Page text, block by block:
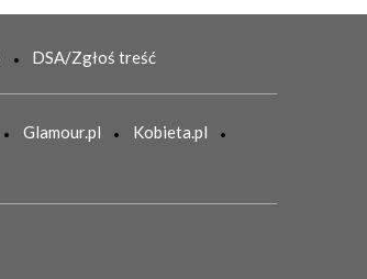
DSA/Zgłoś treść
Glamour.pl
Kobieta.pl